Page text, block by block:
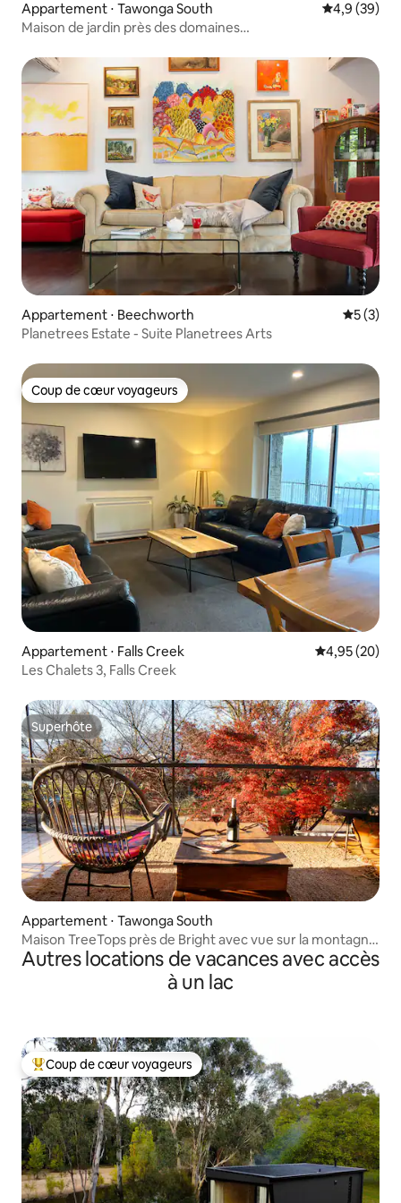
Appartement ⋅ Tawonga South Évaluation
4,9 (39)
Maison de jardin près des domaines
Appartement ⋅ Beechworth
5 (3)
Planetrees Estate - Suite Planetrees Arts
Coup de cœur voyageurs
Coup de cœur voyageurs
Appartement ⋅ Falls Creek Évaluation
4,95 (20)
Les Chalets 3, Falls Creek
Superhôte
Superhôte
Appartement ⋅ Tawonga South
Maison TreeTops près de Bright avec vue sur la montagne
et la piscine
Autres locations de vacances avec accès
à un lac
Coups de cœur voyageurs les plus appréciés
Coup de cœur voyageurs